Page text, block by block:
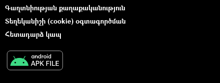
Գաղտնիության քաղաքականություն
Տեղեկանիշի (cookie) օգտագործման
Հետադարձ կապ